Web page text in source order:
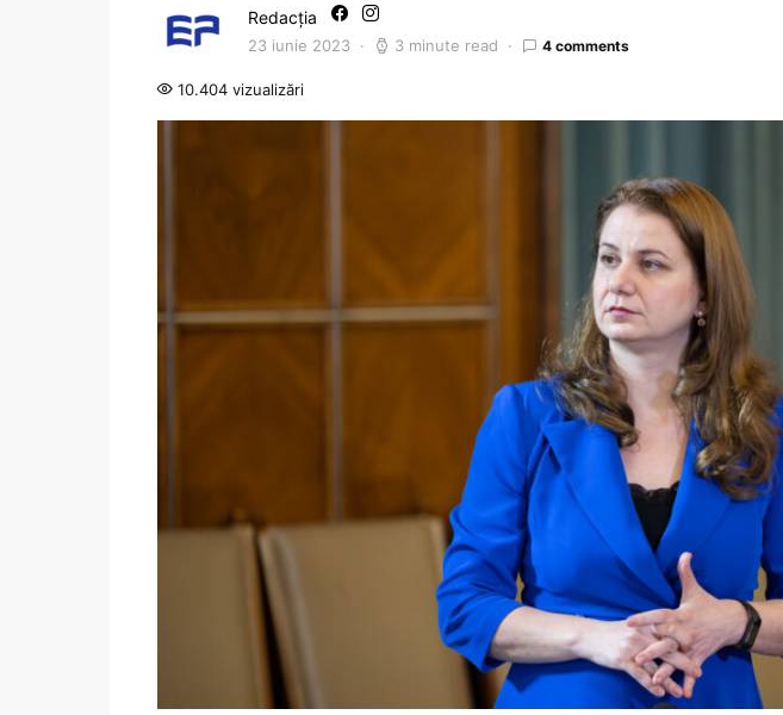
Redacția
23 iunie 2023 3 minute read 4 comments
10.404 vizualizări